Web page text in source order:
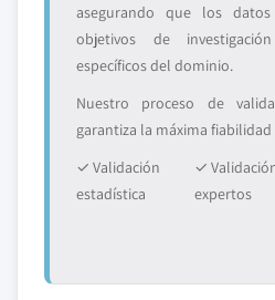
asegurando que los
objetivos de
específicos del dominio.
Nuestro proceso de
garantiza la máxima
✓ Validación
estadística
✓
expertos